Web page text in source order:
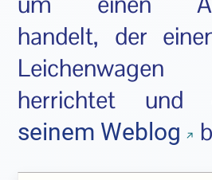
handelt, der
herrichtet und
seinem Weblog